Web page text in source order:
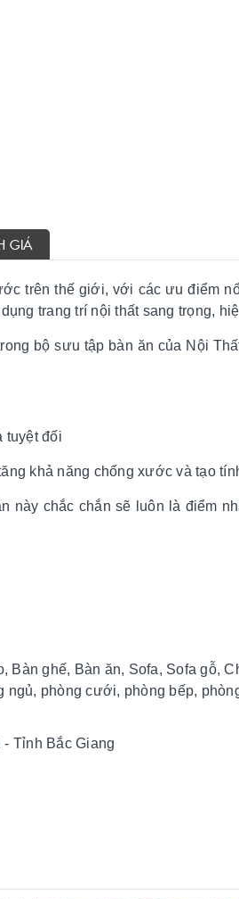
GIÁ
trên thế giới, với các ưu điểm
trang trí nội thất sang trọng,
bộ sưu tập bàn ăn của Nội
tuyệt đối
khả năng chống xước và tạo
này chắc chắn sẽ luôn là điểm
ghế, Bàn ăn, Sofa, Sofa gỗ,
phòng cưới, phòng bếp,
Tỉnh Bắc Giang